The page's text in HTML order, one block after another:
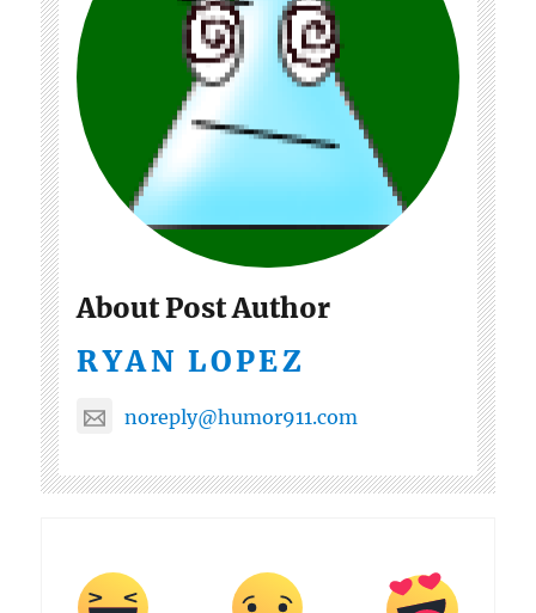
About Post Author
RYAN LOPEZ
noreply@humor911.com